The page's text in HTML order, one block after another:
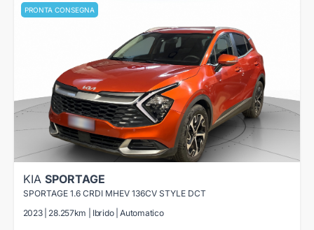
PRONTA CONSEGNA
KIA SPORTAGE
SPORTAGE 1.6 CRDI MHEV 136CV STYLE DCT
2023 | 28.257km | Ibrido | Automatico